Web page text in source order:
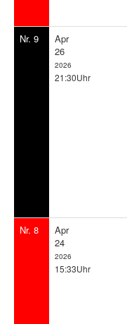
Nr. 9
Apr
26
2026
21:30Uhr
Nr. 8
Apr
24
2026
15:33Uhr